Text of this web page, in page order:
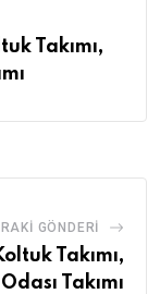
Takımı,
GÖNDERI
Takımı,
Takımı